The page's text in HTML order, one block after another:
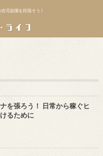
宅副業を目指そう！
を張ろう！ 日常から稼ぐヒ
るために